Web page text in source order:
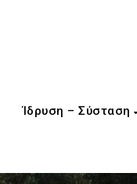
Ίδρυση – Σύσταση